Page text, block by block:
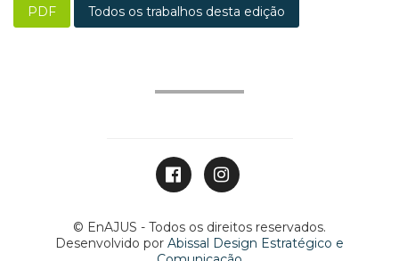
PDF Todos os trabalhos desta edição
© EnAJUS - Todos os direitos reservados.
Desenvolvido por Abissal Design Estratégico e